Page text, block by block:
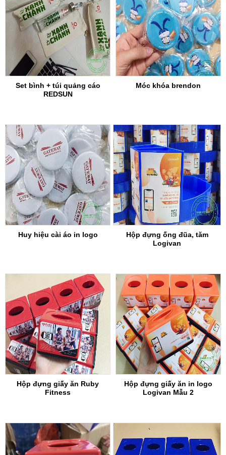
Set bình + túi quảng cáo
REDSUN
Móc khóa brendon
Huy hiệu cài áo in logo
Hộp đựng ống đũa, tăm
Logivan
Hộp đựng giấy ăn Ruby
Fitness
Hộp đựng giấy ăn in logo
Logivan Mẫu 2